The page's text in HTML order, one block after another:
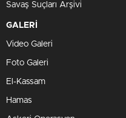
Savaş Suçları Arşivi
GALERİ
Video Galeri
Foto Galeri
El-Kassam
Hamas